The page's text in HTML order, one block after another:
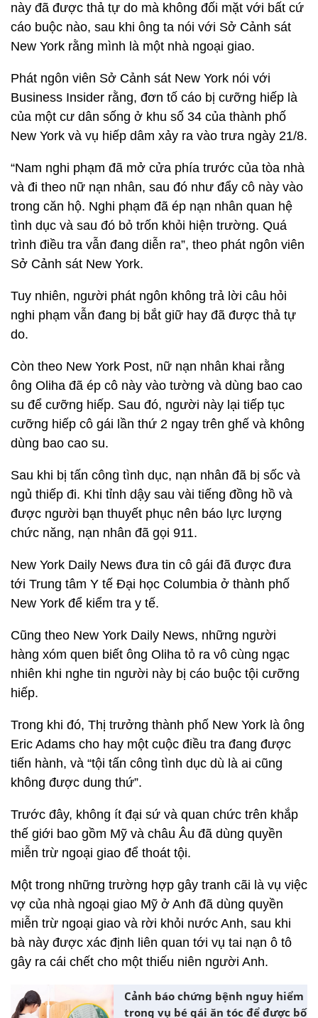
này đã được thả tự do mà không đối mặt với bất cứ
cáo buộc nào, sau khi ông ta nói với Sở Cảnh sát
New York rằng mình là một nhà ngoại giao.
Phát ngôn viên Sở Cảnh sát New York nói với
Business Insider rằng, đơn tố cáo bị cưỡng hiếp là
của một cư dân sống ở khu số 34 của thành phố
New York và vụ hiếp dâm xảy ra vào trưa ngày 21/8.
“Nam nghi phạm đã mở cửa phía trước của tòa nhà
và đi theo nữ nạn nhân, sau đó như đẩy cô này vào
trong căn hộ. Nghi phạm đã ép nạn nhân quan hệ
tình dục và sau đó bỏ trốn khỏi hiện trường. Quá
trình điều tra vẫn đang diễn ra”, theo phát ngôn viên
Sở Cảnh sát New York.
Tuy nhiên, người phát ngôn không trả lời câu hỏi
nghi phạm vẫn đang bị bắt giữ hay đã được thả tự
do.
Còn theo New York Post, nữ nạn nhân khai rằng
ông Oliha đã ép cô này vào tường và dùng bao cao
su để cưỡng hiếp. Sau đó, người này lại tiếp tục
cưỡng hiếp cô gái lần thứ 2 ngay trên ghế và không
dùng bao cao su.
Sau khi bị tấn công tình dục, nạn nhân đã bị sốc và
ngủ thiếp đi. Khi tỉnh dậy sau vài tiếng đồng hồ và
được người bạn thuyết phục nên báo lực lượng
chức năng, nạn nhân đã gọi 911.
New York Daily News đưa tin cô gái đã được đưa
tới Trung tâm Y tế Đại học Columbia ở thành phố
New York để kiểm tra y tế.
Cũng theo New York Daily News, những người
hàng xóm quen biết ông Oliha tỏ ra vô cùng ngạc
nhiên khi nghe tin người này bị cáo buộc tội cưỡng
hiếp.
Trong khi đó, Thị trưởng thành phố New York là ông
Eric Adams cho hay một cuộc điều tra đang được
tiến hành, và “tội tấn công tình dục dù là ai cũng
không được dung thứ”.
Trước đây, không ít đại sứ và quan chức trên khắp
thế giới bao gồm Mỹ và châu Âu đã dùng quyền
miễn trừ ngoại giao để thoát tội.
Một trong những trường hợp gây tranh cãi là vụ việc
vợ của nhà ngoại giao Mỹ ở Anh đã dùng quyền
miễn trừ ngoại giao và rời khỏi nước Anh, sau khi
bà này được xác định liên quan tới vụ tai nạn ô tô
gây ra cái chết cho một thiếu niên người Anh.
Cảnh báo chứng bệnh nguy hiểm
trong vụ bé gái ăn tóc để được bố